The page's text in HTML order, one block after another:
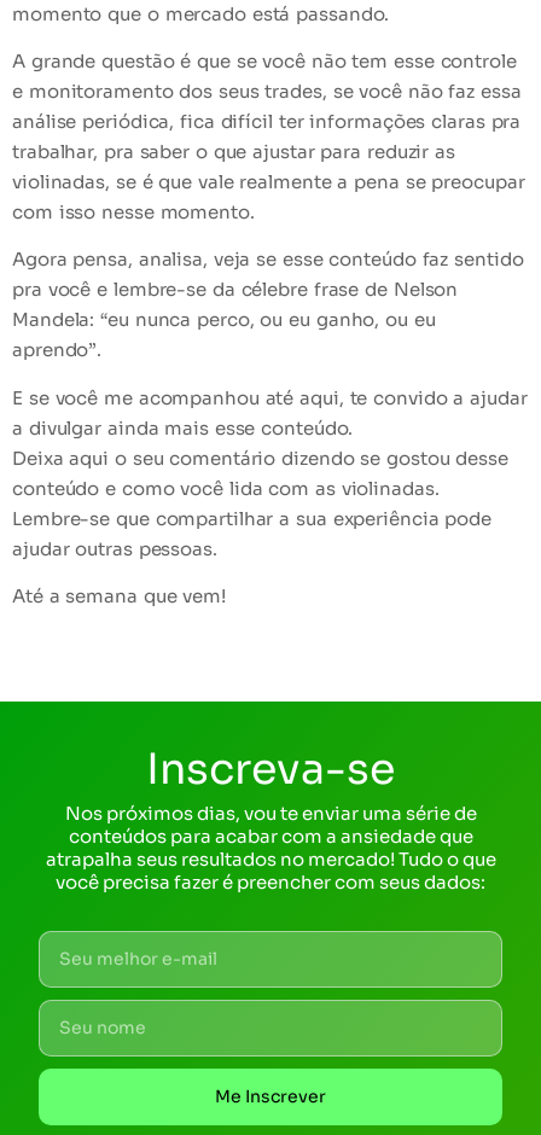
momento que o mercado está passando.
A grande questão é que se você não tem esse controle
e monitoramento dos seus trades, se você não faz essa
análise periódica, fica difícil terinformações claraspra
trabalhar, pra saber o que ajustar para reduzir as
violinadas, se é que vale realmente a pena se preocupar
com isso nesse momento.
Agora pensa, analisa, veja se esse conteúdo faz sentido
pra você e lembre-se da célebre frase de Nelson
Mandela:“eu nunca perco, ou eu ganho, ou eu
aprendo”.
E se você me acompanhou até aqui, te convido a ajudar
a divulgar ainda mais esse conteúdo.
Deixa aqui o seu comentário dizendo se gostou desse
conteúdo e como você lida com as violinadas.
Lembre-se que compartilhar a sua experiência pode
ajudar outras pessoas.
Até a semana que vem!
Inscreva-se
Nos próximos dias, vou te enviar uma série de
conteúdos para acabar com a ansiedade que
atrapalha seus resultados no mercado! Tudo o que
você precisa fazer é preencher com seus dados:
Me Inscrever